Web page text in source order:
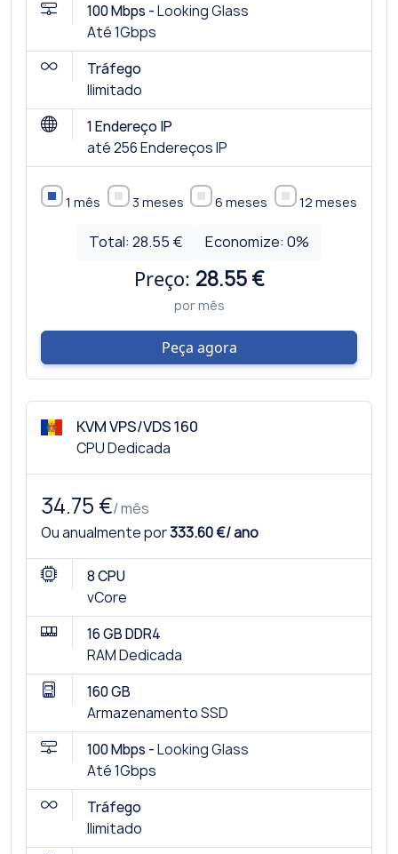
100 Mbps -Looking Glass
Até 1Gbps
Tráfego
Ilimitado
1 Endereço IP
até 256 Endereços IP
1 mês 3 meses 6 meses 12 meses
Total: 28.55 € Economize:0%
Preço: 28.55 €
por mês
Peça agora
KVM VPS/VDS 160
CPU Dedicada
34.75 €/ mês
Ou anualmente por333.60 €/ ano
8 CPU
vCore
16 GB DDR4
RAM Dedicada
160 GB
Armazenamento SSD
100 Mbps -Looking Glass
Até 1Gbps
Tráfego
Ilimitado